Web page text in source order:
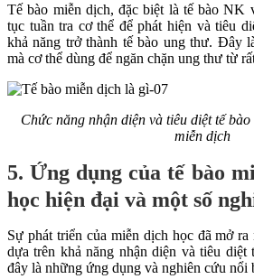
Tế bào miễn dịch, đặc biệt là tế bào NK
tục tuần tra cơ thể để phát hiện và tiêu
khả năng trở thành tế bào ung thư. Đây
mà cơ thể dùng để ngăn chặn ung thư từ
Chức năng nhận diện và tiêu diệt tế
miễn dịch
5. Ứng dụng của tế bào
học hiện đại và một số
Sự phát triển của miễn dịch học đã mở
dựa trên khả năng nhận diện và tiêu diệt
đây là những ứng dụng và nghiên cứu nổi